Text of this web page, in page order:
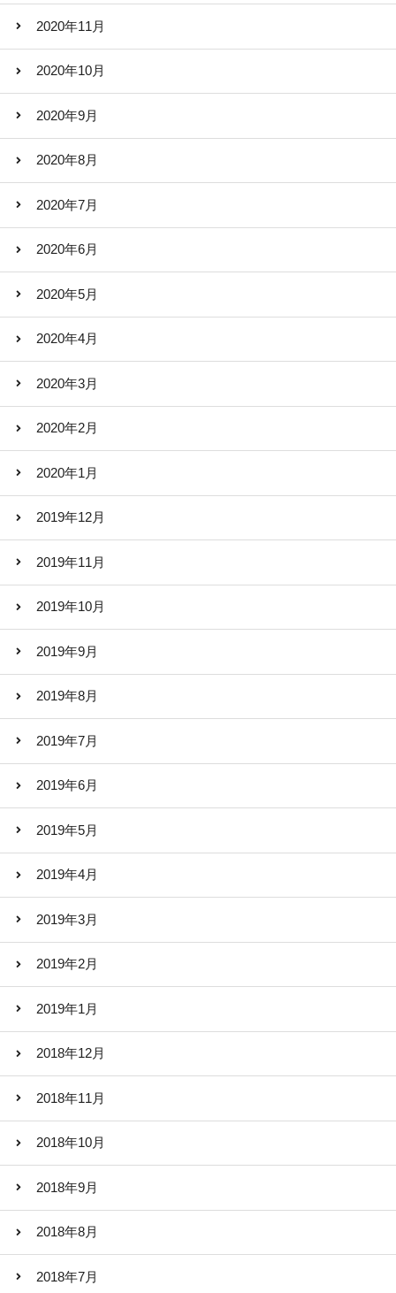
2020年11月
2020年10月
2020年9月
2020年8月
2020年7月
2020年6月
2020年5月
2020年4月
2020年3月
2020年2月
2020年1月
2019年12月
2019年11月
2019年10月
2019年9月
2019年8月
2019年7月
2019年6月
2019年5月
2019年4月
2019年3月
2019年2月
2019年1月
2018年12月
2018年11月
2018年10月
2018年9月
2018年8月
2018年7月